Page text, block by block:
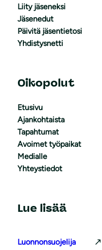
Liity jäseneksi
Jäsenedut
Päivitä jäsentietosi
Yhdistysnetti
Oikopolut
Etusivu
Ajankohtaista
Tapahtumat
Avoimet työpaikat
Medialle
Yhteystiedot
Lue lisää
Luonnonsuojelija